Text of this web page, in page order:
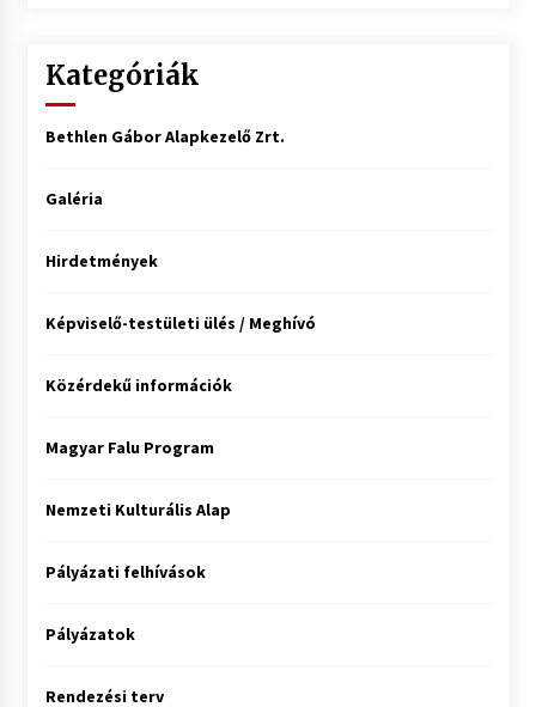
Kategóriák
Bethlen Gábor Alapkezelő Zrt.
Galéria
Hirdetmények
Képviselő-testületi ülés / Meghívó
Közérdekű információk
Magyar Falu Program
Nemzeti Kulturális Alap
Pályázati felhívások
Pályázatok
Rendezési terv